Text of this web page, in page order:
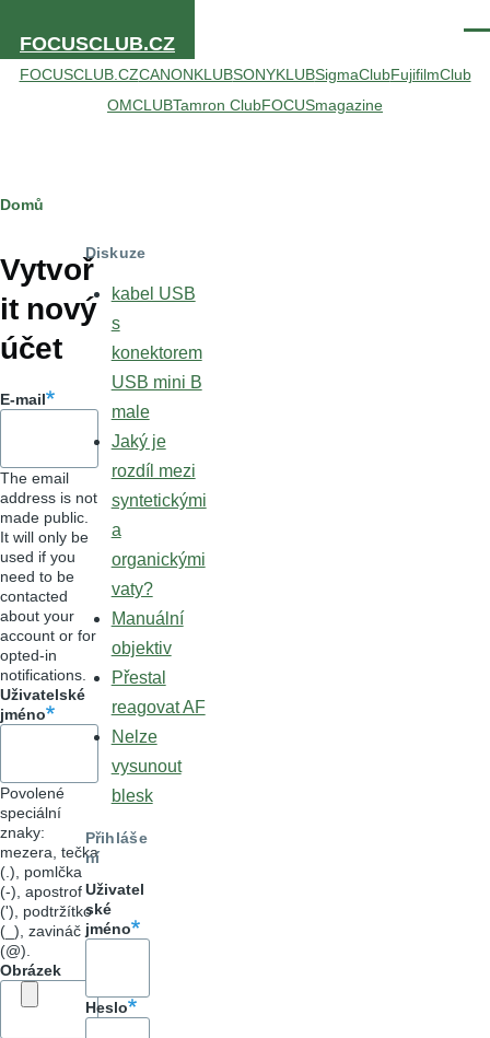
FOCUSCLUB.CZ
FOCUSCLUB.CZCANONKLUBSONYKLUBSigmaClubFujifilmClub
OMCLUBTamron ClubFOCUSmagazine
Hlavní
záložky
Drobečková
navigace
Domů
Vytvoř
it nový
účet
E-mail
The email
address is not
made public.
It will only be
used if you
need to be
contacted
about your
account or for
opted-in
notifications.
Uživatelské
jméno
Povolené
speciální
znaky:
mezera, tečka
(.), pomlčka
(-), apostrof
('), podtržítko
(_), zavináč
(@).
Obrázek
Diskuze
kabel USB
s
konektorem
USB mini B
male
Jaký je
rozdíl mezi
syntetickými
a
organickými
vaty?
Manuální
objektiv
Přestal
reagovat AF
Nelze
vysunout
blesk
Přihláše
ní
Uživatel
ské
jméno
Heslo